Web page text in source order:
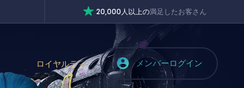
20,000人以上の満足したお客さん
ロイヤルティ メンバーログイン